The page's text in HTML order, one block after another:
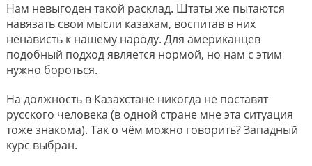
Нам невыгоден такой расклад. Штаты же пытаются
навязать свои мысли казахам, воспитав в них
ненависть к нашему народу. Для американцев
подобный подход является нормой, но нам с этим
нужно бороться.
На должность в Казахстане никогда не поставят
русского человека (в одной стране мне эта ситуация
тоже знакома). Так о чём можно говорить? Западный
курс выбран.